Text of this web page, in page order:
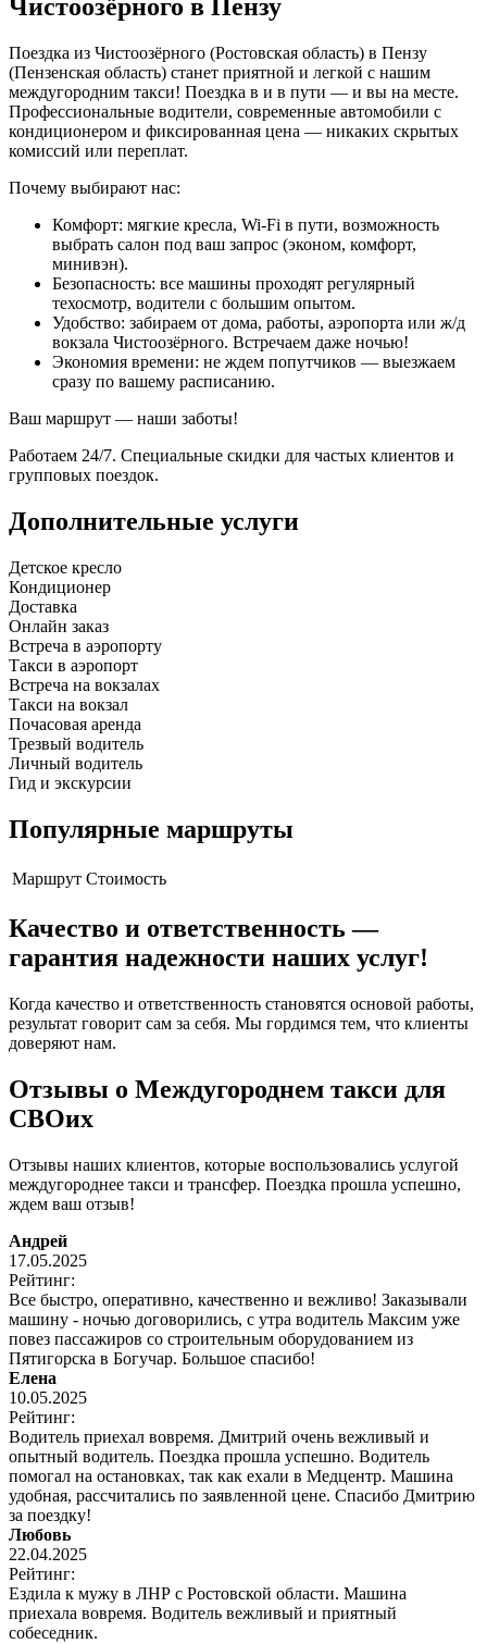
Чистоозёрного в Пензу
Поездка из Чистоозёрного (Ростовская область) в Пензу
(Пензенская область) станет приятной и легкой с нашим
междугородним такси! Поездка в и в пути — и вы на месте.
Профессиональные водители, современные автомобили с
кондиционером и фиксированная цена — никаких скрытых
комиссий или переплат.
Почему выбирают нас:
Комфорт: мягкие кресла, Wi-Fi в пути, возможность
выбрать салон под ваш запрос (эконом, комфорт,
минивэн).
Безопасность: все машины проходят регулярный
техосмотр, водители с большим опытом.
Удобство: забираем от дома, работы, аэропорта или ж/д
вокзала Чистоозёрного. Встречаем даже ночью!
Экономия времени: не ждем попутчиков — выезжаем
сразу по вашему расписанию.
Ваш маршрут — наши заботы!
Работаем 24/7. Специальные скидки для частых клиентов и
групповых поездок.
Дополнительные услуги
Детское кресло
Кондиционер
Доставка
Онлайн заказ
Встреча в аэропорту
Такси в аэропорт
Встреча на вокзалах
Такси на вокзал
Почасовая аренда
Трезвый водитель
Личный водитель
Гид и экскурсии
Популярные маршруты
Маршрут Стоимость
Качество и ответственность —
гарантия надежности наших услуг!
Когда качество и ответственность становятся основой работы,
результат говорит сам за себя. Мы гордимся тем, что клиенты
доверяют нам.
Отзывы о Междугороднем такси для
СВОих
Отзывы наших клиентов, которые воспользовались услугой
междугороднее такси и трансфер. Поездка прошла успешно,
ждем ваш отзыв!
Андрей
17.05.2025
Рейтинг:
Все быстро, оперативно, качественно и вежливо! Заказывали
машину - ночью договорились, с утра водитель Максим уже
повез пассажиров со строительным оборудованием из
Пятигорска в Богучар. Большое спасибо!
Елена
10.05.2025
Рейтинг:
Водитель приехал вовремя. Дмитрий очень вежливый и
опытный водитель. Поездка прошла успешно. Водитель
помогал на остановках, так как ехали в Медцентр. Машина
удобная, рассчитались по заявленной цене. Спасибо Дмитрию
за поездку!
Любовь
22.04.2025
Рейтинг:
Ездила к мужу в ЛНР с Ростовской области. Машина
приехала вовремя. Водитель вежливый и приятный
собеседник.